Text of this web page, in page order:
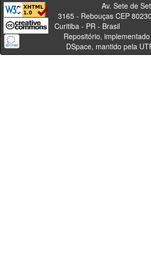
Av. Sete de
3165 - Rebouças CEP
Curitiba - PR -
Repositório,
DSpace, mantido pela